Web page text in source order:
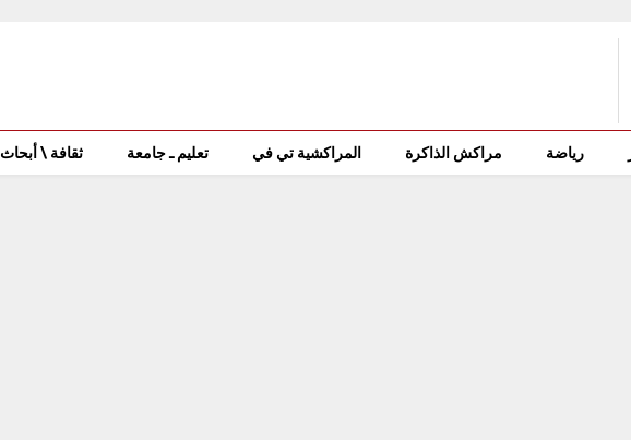
رياضة مراكش الذاكرة المراكشية تي في تعليم ـ جامعة ثقافة \ أبحاث